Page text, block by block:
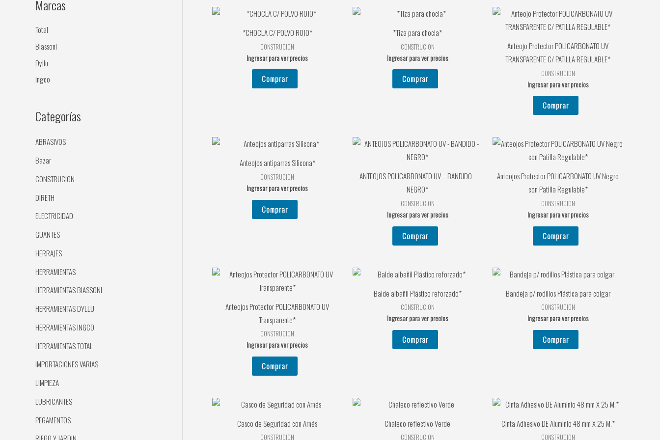
p
:
Marcas
Total
Biassoni
Dyllu
Ingco
Categorías
ABRASIVOS
Bazar
CONSTRUCION
DIRETH
ELECTRICIDAD
GUANTES
HERRAJES
HERRAMIENTAS
HERRAMIENTAS BIASSONI
HERRAMIENTAS DYLLU
HERRAMIENTAS INGCO
HERRAMIENTAS TOTAL
IMPORTACIONES VARIAS
LIMPIEZA
LUBRICANTES
PEGAMENTOS
*CHOCLA C/ POLVO ROJO*
CONSTRUCION
Ingresar para ver precios
Comprar
*Tiza para chocla*
CONSTRUCION
Ingresar para ver precios
Comprar
Anteojo Protector POLICARBONATO UV
TRANSPARENTE C/ PATILLA REGULABLE*
CONSTRUCION
Ingresar para ver precios
Comprar
Anteojos antiparras Silicona*
CONSTRUCION
Ingresar para ver precios
Comprar
ANTEOJOS POLICARBONATO UV – BANDIDO -
NEGRO*
CONSTRUCION
Ingresar para ver precios
Comprar
Anteojos Protector POLICARBONATO UV Negro
con Patilla Regulable*
CONSTRUCION
Ingresar para ver precios
Comprar
Anteojos Protector POLICARBONATO UV
Transparente*
CONSTRUCION
Ingresar para ver precios
Comprar
Balde albañil Plástico reforzado*
CONSTRUCION
Ingresar para ver precios
Comprar
Bandeja p/ rodillos Plástica para colgar
CONSTRUCION
Ingresar para ver precios
Comprar
Casco de Seguridad con Arnés
CONSTRUCION
Chaleco reflectivo Verde
CONSTRUCION
Cinta Adhesivo DE Aluminio 48 mm X 25 M.*
CONSTRUCION